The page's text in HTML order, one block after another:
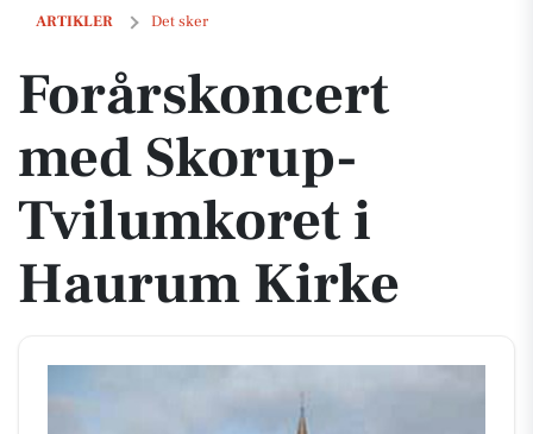
ARTIKLER Det sker
Forårskoncert med Skorup-Tvilumkoret i Haurum Kirke
Forårskoncert
med Skorup-
Tvilumkoret i
Haurum Kirke